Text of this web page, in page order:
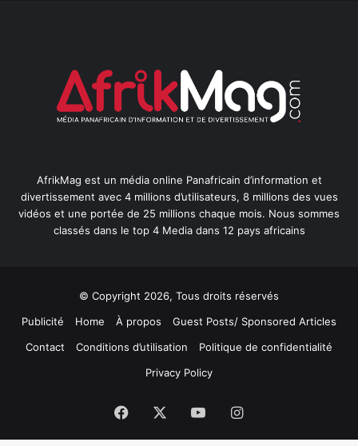
AfrikMag est un média online Panafricain d’information et
divertissement avec 4 millions d’utilisateurs, 8 millions des vues
vidéos et une portée de 25 millions chaque mois. Nous sommes
classés dans le top 4 Media dans 12 pays africains
© Copyright 2026, Tous droits réservés
Publicité
Home À propos
Guest Posts/ Sponsored Articles
Contact
Conditions d’utilisation
Politique de confidentialité
Privacy Policy
Facebook YouTubeInstagram